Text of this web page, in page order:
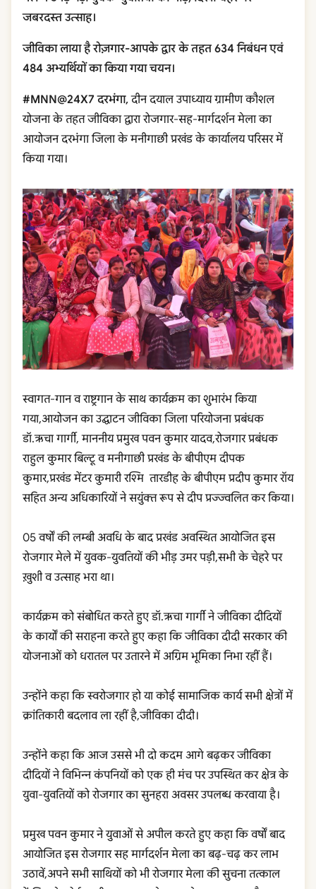
जबरदस्त उत्साह।
जीविका लाया है रोज़गार-आपके द्वार के तहत 634 निबंधन एवं
484 अभ्यर्थियों का किया गया चयन।
#MNN@24X7 दरभंगा,दीन दयाल उपाध्याय ग्रामीण कौशल
योजना के तहत जीविका द्वारा रोजगार-सह-मार्गदर्शन मेला का
आयोजन दरभंगा जिला के मनीगाछी प्रखंड के कार्यालय परिसर में
किया गया।
स्वागत-गान व राष्ट्रगान के साथ कार्यक्रम का शुभारंभ किया
गया,आयोजन का उद्घाटन जीविका जिला परियोजना प्रबंधक
डॉ.ऋचा गार्गी, माननीय प्रमुख पवन कुमार यादव,रोजगार प्रबंधक
राहुल कुमार बिल्टू व मनीगाछी प्रखंड के बीपीएम दीपक
कुमार,प्रखंड मेंटर कुमारी रश्मि तारडीह के बीपीएम प्रदीप कुमार रॉय
सहित अन्य अधिकारियों ने सयुंक्त रूप से दीप प्रज्ज्वलित कर किया।
05 वर्षों की लम्बी अवधि के बाद प्रखंड अवस्थित आयोजित इस
रोजगार मेले में युवक-युवतियों की भीड़ उमर पड़ी,सभी के चेहरे पर
ख़ुशी व उत्साह भरा था।
कार्यक्रम को संबोधित करते हुए डॉ.ऋचा गार्गी ने जीविका दीदियों
के कार्यों की सराहना करते हुए कहा कि जीविका दीदी सरकार की
योजनाओं को धरातल पर उतारने में अग्रिम भूमिका निभा रहीं हैं।
उन्होंने कहा कि स्वरोजगार हो या कोई सामाजिक कार्य सभी क्षेत्रों में
क्रांतिकारी बदलाव ला रहीं है,जीविका दीदी।
उन्होंने कहा कि आज उससे भी दो कदम आगे बढ़कर जीविका
दीदियों ने विभिन्न कंपनियों को एक ही मंच पर उपस्थित कर क्षेत्र के
युवा-युवतियों को रोजगार का सुनहरा अवसर उपलब्ध करवाया है।
प्रमुख पवन कुमार ने युवाओं से अपील करते हुए कहा कि वर्षों बाद
आयोजित इस रोजगार सह मार्गदर्शन मेला का बढ़-चढ़ कर लाभ
उठावें,अपने सभी साथियों को भी रोजगार मेला की सुचना तत्काल